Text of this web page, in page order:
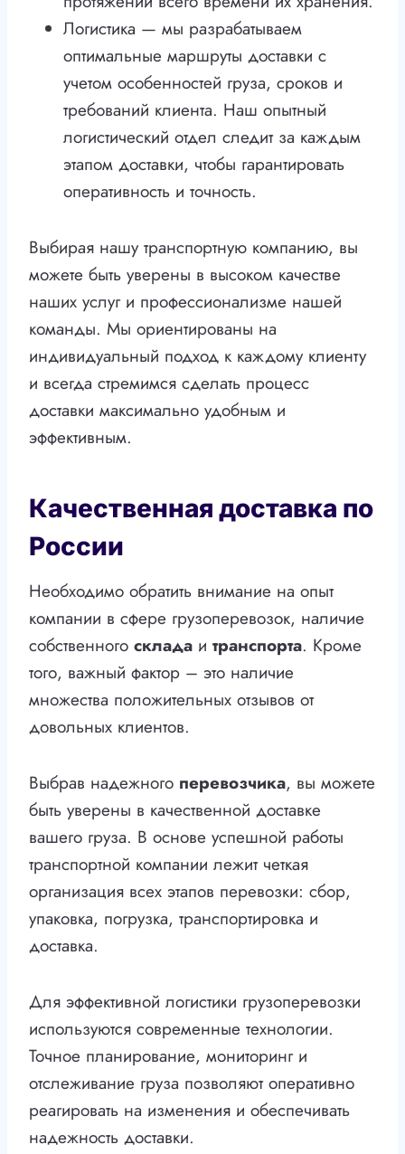
Логистика — мы разрабатываем
оптимальные маршруты доставки с
учетом особенностей груза, сроков и
требований клиента. Наш опытный
логистический отдел следит за каждым
этапом доставки, чтобы гарантировать
оперативность и точность.
Выбирая нашу транспортную компанию, вы
можете быть уверены в высоком качестве
наших услуг и профессионализме нашей
команды. Мы ориентированы на
индивидуальный подход к каждому клиенту
и всегда стремимся сделать процесс
доставки максимально удобным и
эффективным.
Качественная доставка по
России
Необходимо обратить внимание на опыт
компании в сфере грузоперевозок, наличие
собственного склада и транспорта. Кроме
того, важный фактор – это наличие
множества положительных отзывов от
довольных клиентов.
Выбрав надежного перевозчика, вы можете
быть уверены в качественной доставке
вашего груза. В основе успешной работы
транспортной компании лежит четкая
организация всех этапов перевозки: сбор,
упаковка, погрузка, транспортировка и
доставка.
Для эффективной логистики грузоперевозки
используются современные технологии.
Точное планирование, мониторинг и
отслеживание груза позволяют оперативно
реагировать на изменения и обеспечивать
надежность доставки.